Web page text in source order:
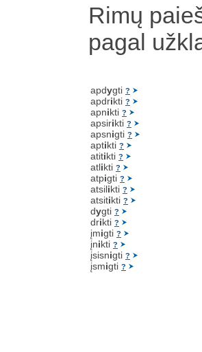
Rimų
pagal
apdygti ?
apdrikti ?
apnikti ?
apsirikti ?
apsnigti ?
aptikti ?
atitikti ?
atlikti ?
atpigti ?
atsilikti ?
atsitikti ?
dygti ?
drikti ?
įmigti ?
įnikti ?
įsisnigti ?
įsmigti ?